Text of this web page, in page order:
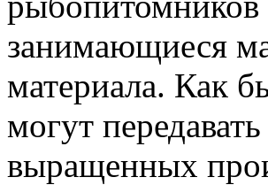
занимающиеся
материала. Как
могут
выращенных